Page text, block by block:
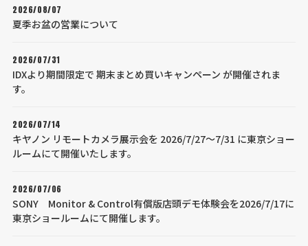
2026/08/07
夏季お盆の営業について
2026/07/31
IDXより期間限定で 期末まとめ買いキャンペーン が開催されま
す。
2026/07/14
キヤノン リモートカメラ展示会を 2026/7/27～7/31 に東京ショー
ルームにて開催いたします。
2026/07/06
SONY Monitor & Control有償版店頭デモ体験会を2026/7/17に
東京ショールームにて開催します。